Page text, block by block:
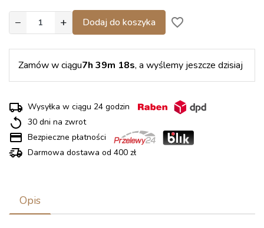
− + Dodaj do koszyka favorite_border
Zamów w ciągu7h 39m 18s, a wyślemy jeszcze dzisiaj
Wysyłka w ciągu 24 godzin
30 dni na zwrot
Bezpieczne płatności
Darmowa dostawa od 400 zł
Opis